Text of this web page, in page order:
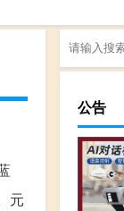
元
公告